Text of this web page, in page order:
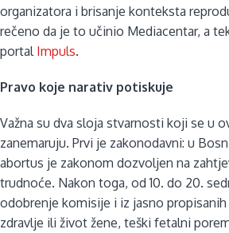
organizatora i brisanje konteksta
rečeno da je to učinio Mediacentar, a
portal Impuls.
Pravo koje narativ potiskuje
Važna su dva sloja stvarnosti koji se u
zanemaruju. Prvi je zakonodavni: u
abortus je zakonom dozvoljen na
trudnoće. Nakon toga, od 10. do 20.
odobrenje komisije i iz jasno
zdravlje ili život žene, teški fetalni